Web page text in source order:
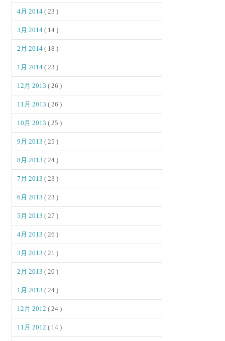
4月 2014( 23 )
3月 2014( 14 )
2月 2014( 18 )
1月 2014( 23 )
12月 2013( 26 )
11月 2013( 26 )
10月 2013( 25 )
9月 2013( 25 )
8月 2013( 24 )
7月 2013( 23 )
6月 2013( 23 )
5月 2013( 27 )
4月 2013( 26 )
3月 2013( 21 )
2月 2013( 20 )
1月 2013( 24 )
12月 2012( 24 )
11月 2012( 14 )